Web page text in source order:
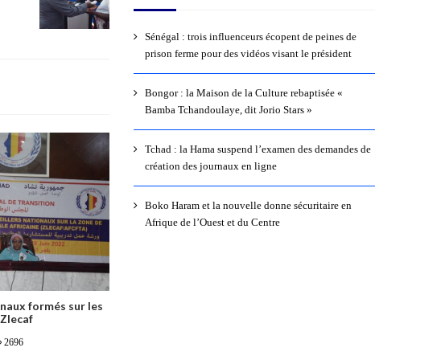
formés sur les
2696
Sénégal : trois influenceurs écopent de peines de
prison ferme pour des vidéos visant le président
Bongor : la Maison de la Culture rebaptisée «
Bamba Tchandoulaye, dit Jorio Stars »
Tchad : la Hama suspend l’examen des demandes de
création des journaux en ligne
Boko Haram et la nouvelle donne sécuritaire en
Afrique de l’Ouest et du Centre